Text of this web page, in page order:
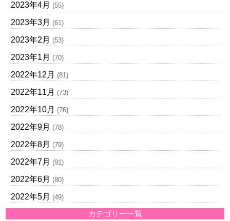
2023年4月 (55)
2023年3月 (61)
2023年2月 (53)
2023年1月 (70)
2022年12月 (81)
2022年11月 (73)
2022年10月 (76)
2022年9月 (78)
2022年8月 (79)
2022年7月 (91)
2022年6月 (80)
2022年5月 (49)
カテゴリー一覧